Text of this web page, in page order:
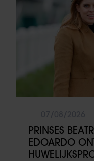
PRINSES
EDOARDO